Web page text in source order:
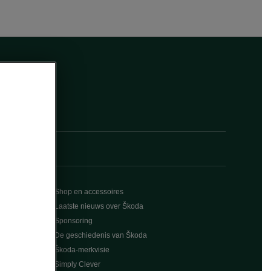
Shop en accessoires
Laatste nieuws over Škoda
Sponsoring
De geschiedenis van Škoda
Škoda-merkvisie
Simply Clever